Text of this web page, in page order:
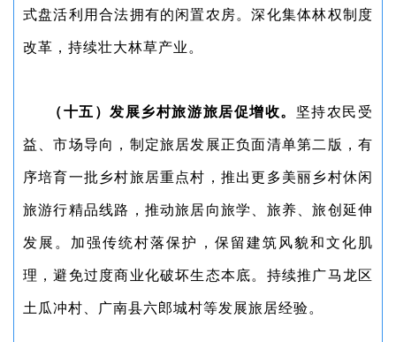
式盘活利用合法拥有的闲置农房。深化集体林权制度
改革，持续壮大林草产业。
（十五）发展乡村旅游旅居促增收。 坚持农民受
益、市场导向，制定旅居发展正负面清单第二版，有
序培育一批乡村旅居重点村，推出更多美丽乡村休闲
旅游行精品线路，推动旅居向旅学、旅养、旅创延伸
发展。加强传统村落保护，保留建筑风貌和文化肌
理，避免过度商业化破坏生态本底。持续推广马龙区
土瓜冲村、广南县六郎城村等发展旅居经验。